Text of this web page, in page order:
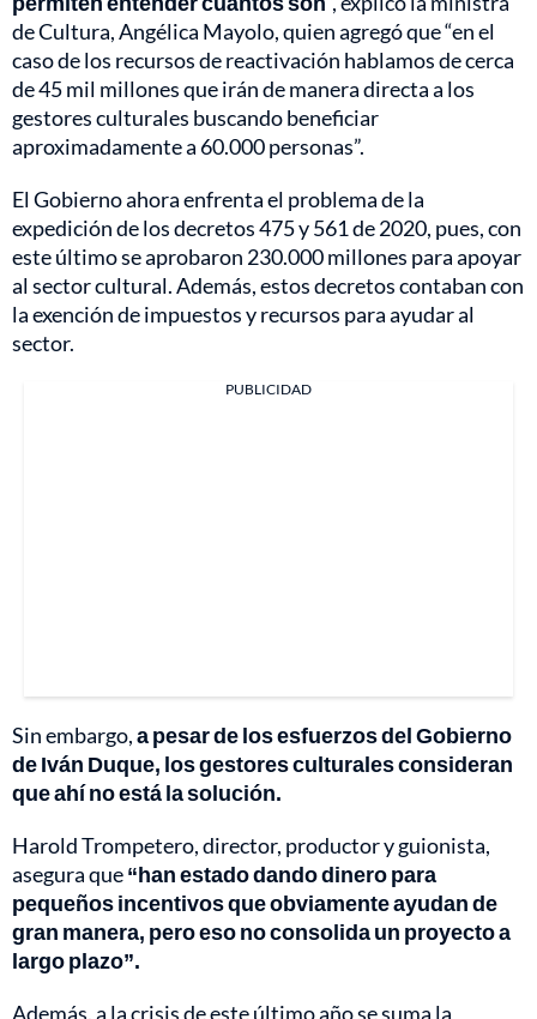
de Cultura, Angélica Mayolo, quien agregó que “en el
caso de los recursos de reactivación hablamos de cerca
de 45 mil millones que irán de manera directa a los
gestores culturales buscando beneficiar
aproximadamente a 60.000 personas”.
El Gobierno ahora enfrenta el problema de la
expedición de los decretos 475 y 561 de 2020, pues, con
este último se aprobaron 230.000 millones para apoyar
al sector cultural. Además, estos decretos contaban con
la exención de impuestos y recursos para ayudar al
sector.
PUBLICIDAD
Sin embargo,a pesar de los esfuerzos del Gobierno
de Iván Duque, los gestores culturales consideran
que ahí no está la solución.
Harold Trompetero, director, productor y guionista,
asegura que“han estado dando dinero para
pequeños incentivos que obviamente ayudan de
gran manera, pero eso no consolida un proyecto a
largo plazo”.
Además, a la crisis de este último año se suma la